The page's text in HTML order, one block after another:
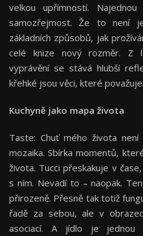
velkou upřímností.
samozřejmost. Že to není
základních způsobů, jak
celé knize nový rozměr. Z
vyprávění se stává hlubší
křehké jsou věci, které
Kuchyně jako mapa života
Taste: Chuť mého života
mozaika. Sbírka momentů,
života. Tucci přeskakuje v
s ním. Nevadí to – naopak.
přirozeně. Přesně tak totiž
řadě za sebou, ale v
asociací. A jídlo je jednou